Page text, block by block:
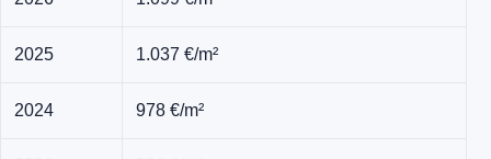
2025 1.037 €/m²
2024 978 €/m²